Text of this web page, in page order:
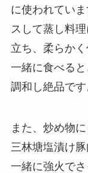
に使われてい
スして蒸し料
立ち、柔らか
一緒に食べる
調和し絶品です
また、炒め物
三林塘塩漬け
一緒に強火で